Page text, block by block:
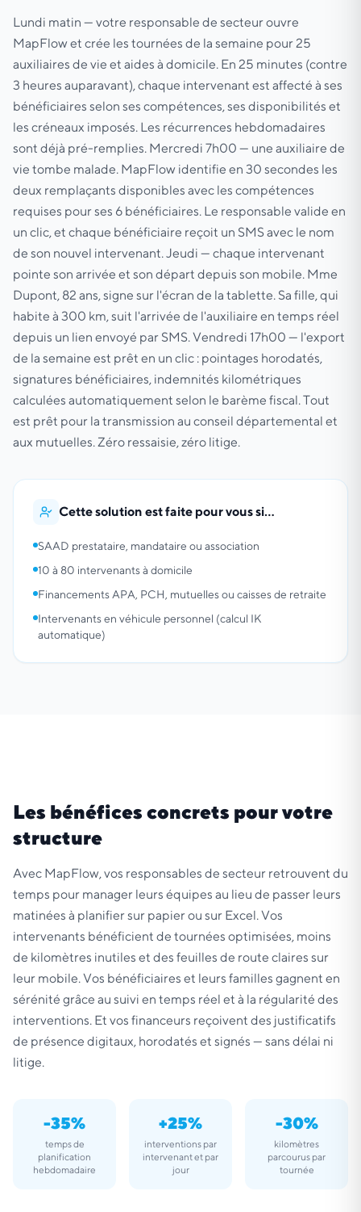
Lundi matin — votre responsable de secteur ouvre
MapFlow et crée les tournées de la semaine pour 25
auxiliaires de vie et aides à domicile. En 25 minutes (contre
3 heures auparavant), chaque intervenant est affecté à ses
bénéficiaires selon ses compétences, ses disponibilités et
les créneaux imposés. Les récurrences hebdomadaires
sont déjà pré-remplies. Mercredi 7h00 — une auxiliaire de
vie tombe malade. MapFlow identifie en 30 secondes les
deux remplaçants disponibles avec les compétences
requises pour ses 6 bénéficiaires. Le responsable valide en
un clic, et chaque bénéficiaire reçoit un SMS avec le nom
de son nouvel intervenant. Jeudi — chaque intervenant
pointe son arrivée et son départ depuis son mobile. Mme
Dupont, 82 ans, signe sur l'écran de la tablette. Sa fille, qui
habite à 300 km, suit l'arrivée de l'auxiliaire en temps réel
depuis un lien envoyé par SMS. Vendredi 17h00 — l'export
de la semaine est prêt en un clic : pointages horodatés,
signatures bénéficiaires, indemnités kilométriques
calculées automatiquement selon le barème fiscal. Tout
est prêt pour la transmission au conseil départemental et
aux mutuelles. Zéro ressaisie, zéro litige.
Cette solution est faite pour vous si…
SAAD prestataire, mandataire ou association
10 à 80 intervenants à domicile
Financements APA, PCH, mutuelles ou caisses de retraite
Intervenants en véhicule personnel (calcul IK
automatique)
Les bénéfices concrets pour votre
structure
Avec MapFlow, vos responsables de secteur retrouvent du
temps pour manager leurs équipes au lieu de passer leurs
matinées à planifier sur papier ou sur Excel. Vos
intervenants bénéficient de tournées optimisées, moins
de kilomètres inutiles et des feuilles de route claires sur
leur mobile. Vos bénéficiaires et leurs familles gagnent en
sérénité grâce au suivi en temps réel et à la régularité des
interventions. Et vos financeurs reçoivent des justificatifs
de présence digitaux, horodatés et signés — sans délai ni
litige.
-35%
temps de
planification
hebdomadaire
+25%
interventions par
intervenant et par
jour
-30%
kilomètres
parcourus par
tournée